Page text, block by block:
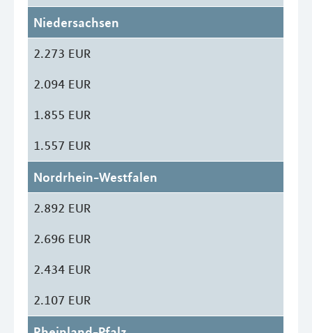
Niedersachsen
2.273 EUR
2.094 EUR
1.855 EUR
1.557 EUR
Nordrhein-Westfalen
2.892 EUR
2.696 EUR
2.434 EUR
2.107 EUR